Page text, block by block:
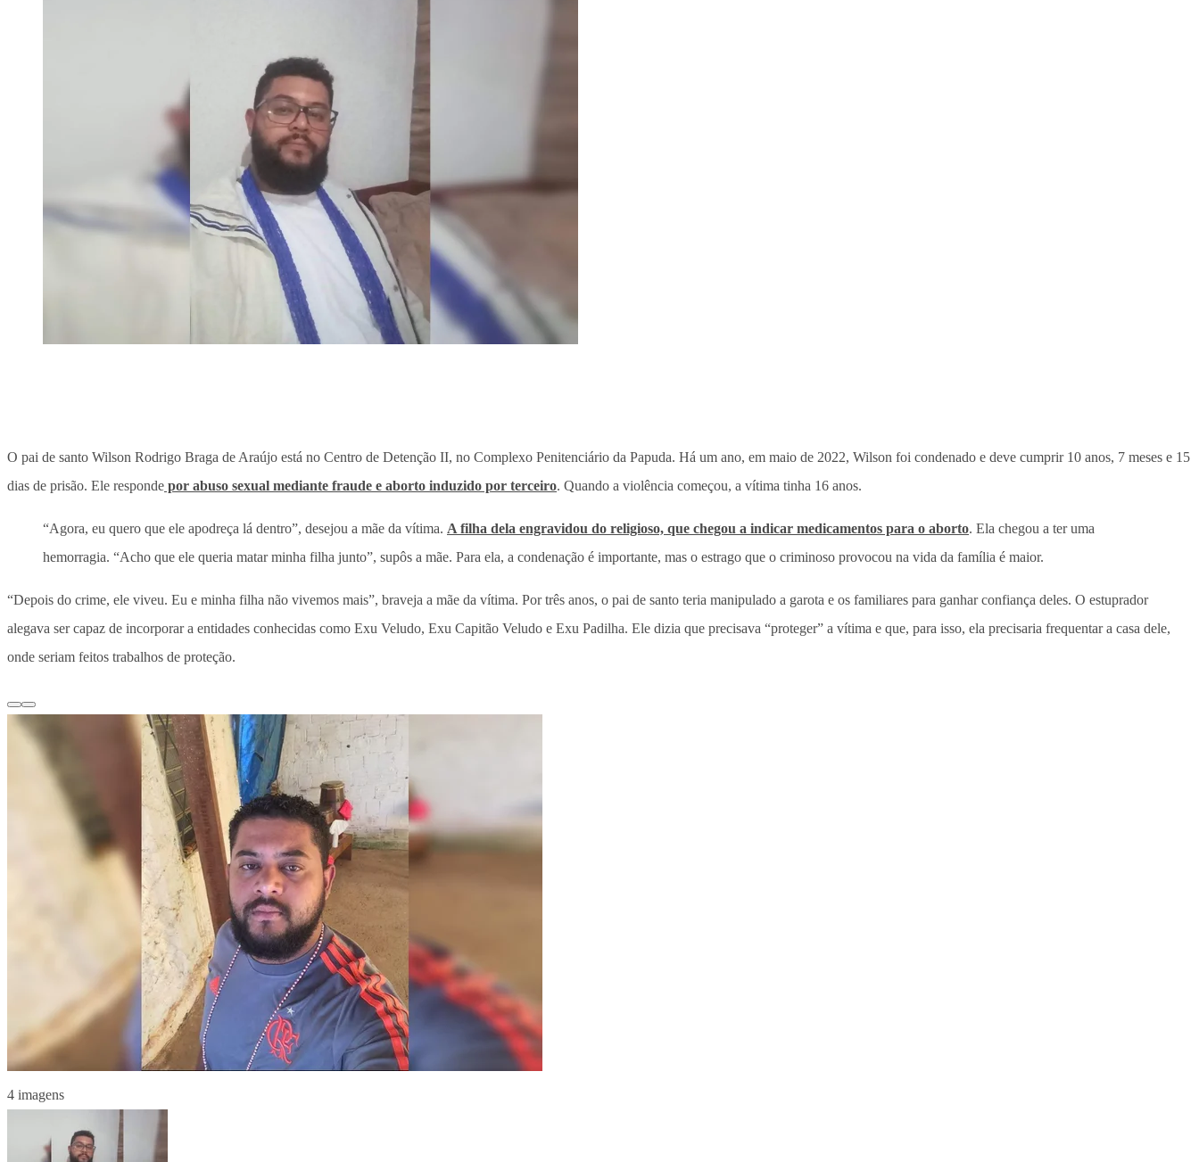
O pai de santo Wilson Rodrigo Braga de Araújo está no Centro de Detenção II, no Complexo Penitenciário da Papuda. Há um ano, em maio de 2022, Wilson foi condenado e deve cumprir 10 anos, 7 meses e 15
dias de prisão. Ele responde por abuso sexual mediante fraude e aborto induzido por terceiro. Quando a violência começou, a vítima tinha 16 anos.
“Agora, eu quero que ele apodreça lá dentro”, desejou a mãe da vítima. A filha dela engravidou do religioso, que chegou a indicar medicamentos para o aborto. Ela chegou a ter uma
hemorragia. “Acho que ele queria matar minha filha junto”, supôs a mãe. Para ela, a condenação é importante, mas o estrago que o criminoso provocou na vida da família é maior.
“Depois do crime, ele viveu. Eu e minha filha não vivemos mais”, braveja a mãe da vítima. Por três anos, o pai de santo teria manipulado a garota e os familiares para ganhar confiança deles. O estuprador
alegava ser capaz de incorporar a entidades conhecidas como Exu Veludo, Exu Capitão Veludo e Exu Padilha. Ele dizia que precisava “proteger” a vítima e que, para isso, ela precisaria frequentar a casa dele,
onde seriam feitos trabalhos de proteção.
4 imagens